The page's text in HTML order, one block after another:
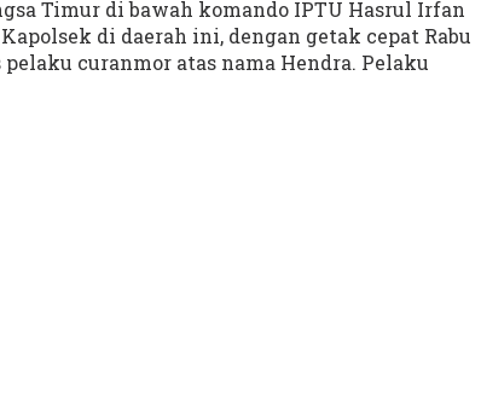
Timur di bawah komando IPTU Hasrul Irfan
di daerah ini, dengan getak cepat Rabu
curanmor atas nama Hendra. Pelaku